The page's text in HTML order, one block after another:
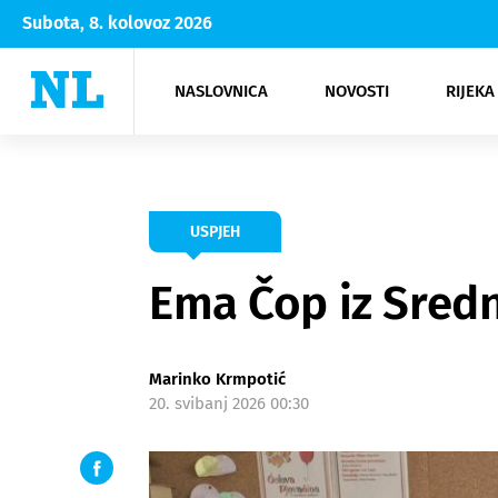
Subota, 8. kolovoz 2026
NASLOVNICA NOVOSTI
Rijeka Opatija
NK
Moda
Kultura
USPJEH
Ema Čop iz
Marinko Krmpotić
20. svibanj 2026 00:30